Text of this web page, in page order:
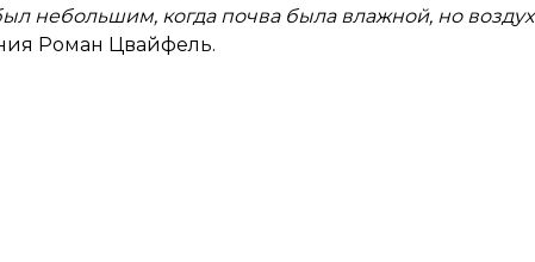
небольшим, когда почва была влажной, но воздух
Роман Цвайфель.